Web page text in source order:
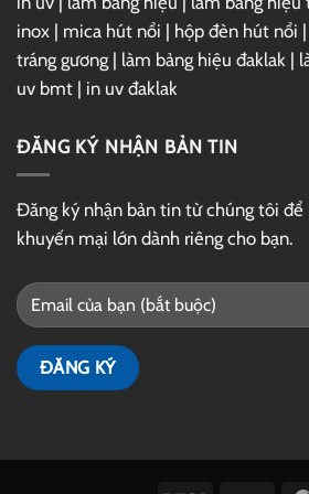
inox | mica hút nổi | hộp đèn hút nổi |
tráng gương | làm bảng hiệu đaklak |
uv bmt | in uv đaklak
ĐĂNG KÝ NHẬN BẢN TIN
Đăng ký nhận bản tin từ chúng tôi để
khuyến mại lớn dành riêng cho bạn.